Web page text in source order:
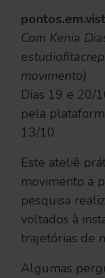
Com Kenia
movimento)
Dias 19 e 20/
pela
13/10
Este ateliê
movimento a
pesquisa
voltados à
trajetórias de
Algumas